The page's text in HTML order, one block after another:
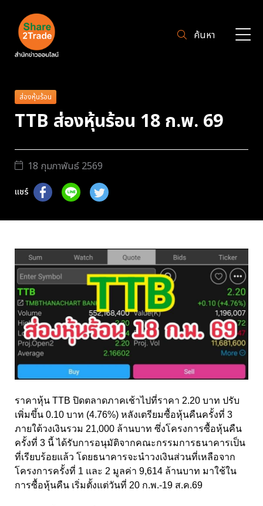
ค้นหา
ส่องหุ้นร้อน
TTB ส่องหุ้นร้อน 18 ก.พ. 69
18 กุมภาพันธ์ 2569
แชร์
ราคาหุ้น TTB ปิดตลาดภาคเช้าไปที่ราคา 2.20 บาท ปรับ
เพิ่มขึ้น 0.10 บาท (4.76%) หลังเตรียมซื้อหุ้นคืนครั้งที่ 3
ภายใต้วงเงินรวม 21,000 ล้านบาท ซึ่งโครงการซื้อหุ้นคืน
ครั้งที่ 3 นี้ ได้รับการอนุมัติจากคณะกรรมการธนาคารเป็น
ที่เรียบร้อยแล้ว โดยธนาคารจะนำวงเงินส่วนที่เหลือจาก
โครงการครั้งที่ 1 และ 2 มูลค่า 9,614 ล้านบาท มาใช้ใน
การซื้อหุ้นคืน เริ่มตั้งแต่วันที่ 20 ก.พ.-19 ส.ค.69